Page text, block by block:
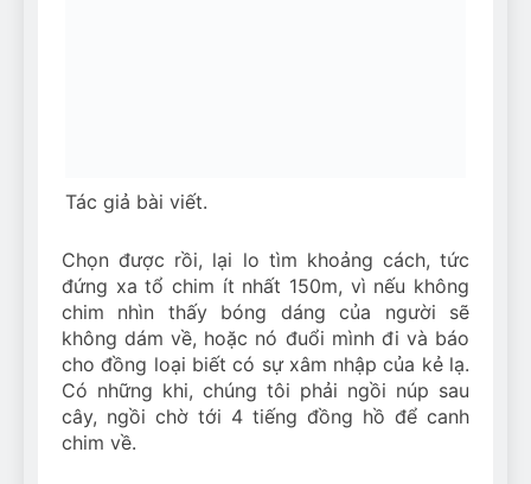
Tác giả bài viết.
Chọn được rồi, lại lo tìm khoảng cách, tức
đứng xa tổ chim ít nhất 150m, vì nếu không
chim nhìn thấy bóng dáng của người sẽ
không dám về, hoặc nó đuổi mình đi và báo
cho đồng loại biết có sự xâm nhập của kẻ lạ.
Có những khi, chúng tôi phải ngồi núp sau
cây, ngồi chờ tới 4 tiếng đồng hồ để canh
chim về.